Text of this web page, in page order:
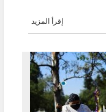
إقرأ المزيد